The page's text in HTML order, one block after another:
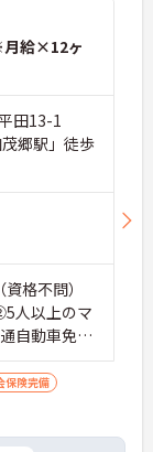
給×12ヶ
田13-1
郷駅」徒歩
格不問）
人以上のマ
自動車免許
る有資格者
祉士な
保険完備